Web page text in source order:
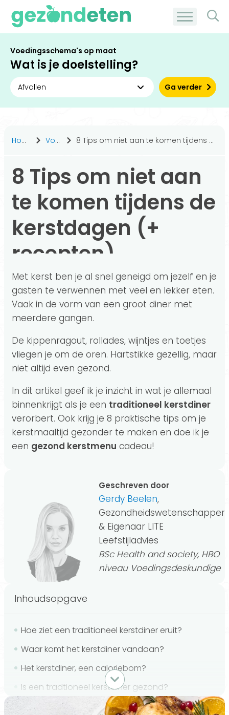
Voedingsschema's op maat
Wat is je doelstelling?
Ga verder
Home Voeding 8 Tips om niet aan te komen tijdens de kerstdagen (+ recepten)
8 Tips om niet aan
te komen tijdens de
kerstdagen (+
recepten)
Met kerst ben je al snel geneigd om jezelf en je
gasten te verwennen met veel en lekker eten.
Vaak in de vorm van een groot diner met
meerdere gangen.
De kippenragout, rollades, wijntjes en toetjes
vliegen je om de oren. Hartstikke gezellig, maar
niet altijd even gezond.
In dit artikel geef ik je inzicht in wat je allemaal
binnenkrijgt als je een traditioneel kerstdiner
verorbert. Ook krijg je 8 praktische tips om je
kerstmaaltijd gezonder te maken en doe ik je
een gezond kerstmenu cadeau!
Geschreven door
Gerdy Beelen,
Gezondheidswetenschapper
& Eigenaar LITE
Leefstijladvies
BSc Health and society, HBO
niveau Voedingsdeskundige
Inhoudsopgave
Hoe ziet een traditioneel kerstdiner eruit?
Waar komt het kerstdiner vandaan?
Het kerstdiner, een caloriebom?
Is een tradtioneel kerstdiner gezond?
De voedingswaarden van het kerstdiner